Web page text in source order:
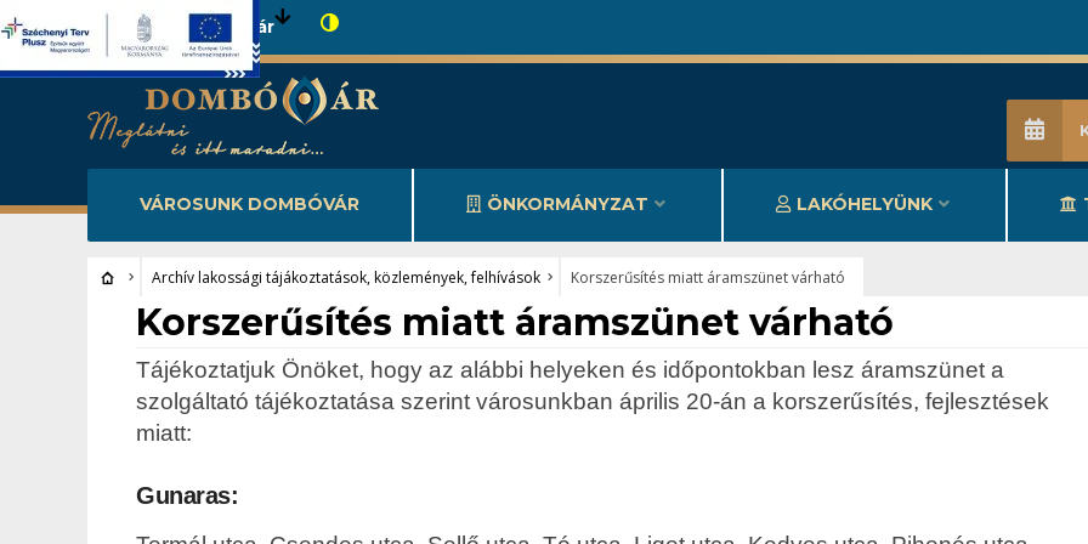
Városunk Dombóvár
VÁROSUNK DOMBÓVÁR ÖNKORMÁNYZAT LAKÓHELYÜNK
Archív lakossági tájákoztatások, közlemények, felhívások Korszerűsítés miatt áramszünet várható
Archív lakossági tájákoztatások, közlemények, felhívások
Korszerűsítés miatt áramszünet várható
Tájékoztatjuk Önöket, hogy az alábbi helyeken és időpontokban lesz áramszünet a
szolgáltató tájékoztatása szerint városunkban április 20-án a korszerűsítés, fejlesztések
miatt:
Gunaras: